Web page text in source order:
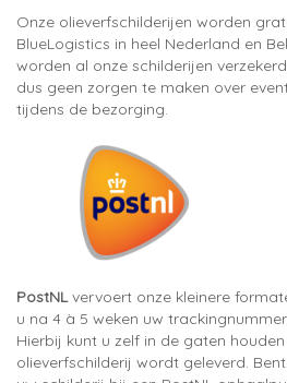
Onze olieverfschilderijen worden
BlueLogistics in heel Nederland en
worden al onze schilderijen
dus geen zorgen te maken over
tijdens de bezorging.
PostNLvervoert onze kleinere
u na 4 à 5 weken uw
Hierbij kunt u zelf in de gaten
olieverfschilderij wordt geleverd.